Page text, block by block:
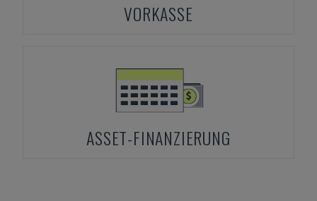
VORKASSE
ASSET-FINANZIERUNG